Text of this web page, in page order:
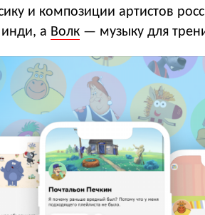
и композиции артистов
инди, а Волк — музыку для